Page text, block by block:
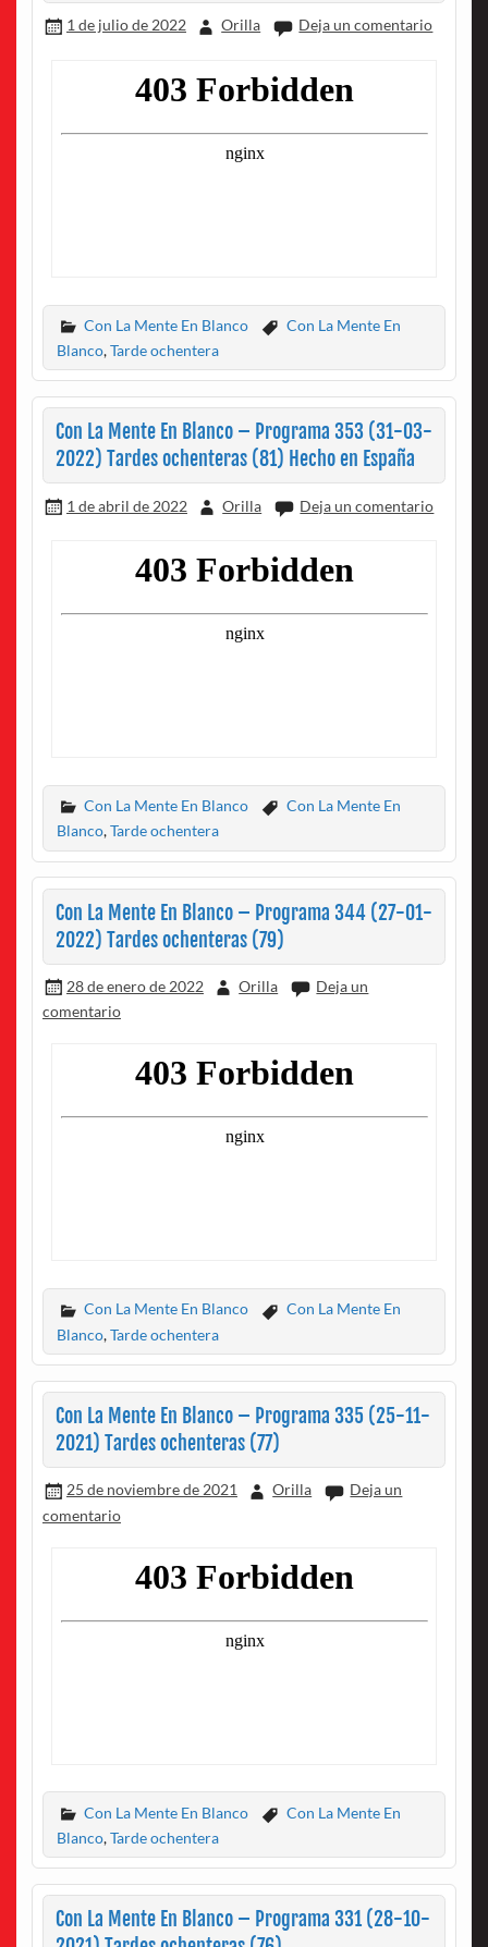
1 de julio de 2022 Orilla Deja un comentario
Con La Mente En Blanco
Con La Mente En
Blanco,Tarde ochentera
Con La Mente En Blanco – Programa 353 (31-03-
2022) Tardes ochenteras (81) Hecho en España
1 de abril de 2022 Orilla Deja un comentario
Con La Mente En Blanco
Con La Mente En
Blanco,Tarde ochentera
Con La Mente En Blanco – Programa 344 (27-01-
2022) Tardes ochenteras (79)
28 de enero de 2022 Orilla
Deja un
comentario
Con La Mente En Blanco
Con La Mente En
Blanco,Tarde ochentera
Con La Mente En Blanco – Programa 335 (25-11-
2021) Tardes ochenteras (77)
25 de noviembre de 2021 Orilla
Deja un
comentario
Con La Mente En Blanco
Con La Mente En
Blanco,Tarde ochentera
Con La Mente En Blanco – Programa 331 (28-10-